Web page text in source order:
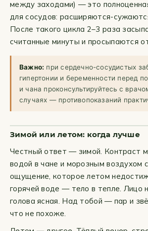
между заходами) — это
для сосудов: расширяются-
После такого цикла 2–3 раза
считанные минуты и просыпаются
Важно: при сердечно-сосудистых
гипертонии и беременности перед
и чана проконсультируйтесь с
случаях — противопоказаний
Зимой или летом: когда лучше
Честный ответ — зимой. Контраст
водой в чане и морозным воздухом
ощущение, которое летом
горячей воде — тело в тепле. Лицо
голова ясная. Над тобой — пар и
что не похоже.